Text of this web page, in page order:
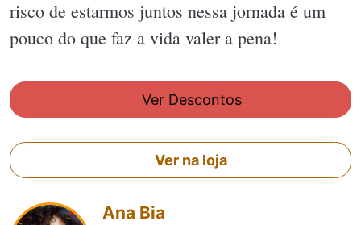
risco de estarmos juntos nessa jornada é um
pouco do que faz a vida valer a pena!
Ver Descontos
Ver na loja
Ana Bia